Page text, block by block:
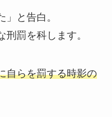
」と告白。
罰を科します。
自らを罰する時影の